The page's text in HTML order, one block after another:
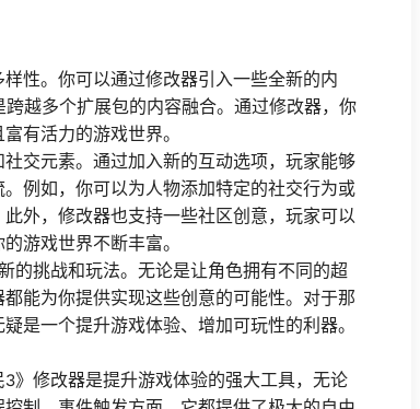
性。你可以通过修改器引入一些全新的内
越多个扩展包的内容融合。通过修改器，你
有活力的游戏世界。
交元素。通过加入新的互动选项，玩家能够
例如，你可以为人物添加特定的社交行为或
外，修改器也支持一些社区创意，玩家可以
游戏世界不断丰富。
的挑战和玩法。无论是让角色拥有不同的超
能为你提供实现这些创意的可能性。对于那
是一个提升游戏体验、增加可玩性的利器。
》修改器是提升游戏体验的强大工具，无论